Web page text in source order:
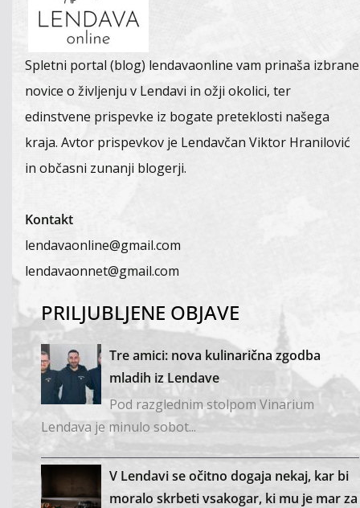
Spletni portal (blog) lendavaonline vam prinaša izbrane
novice o življenju v Lendavi in ožji okolici, ter
edinstvene prispevke iz bogate preteklosti našega
kraja. Avtor prispevkov je Lendavčan Viktor Hranilović
in občasni zunanji blogerji.
Kontakt
lendavaonline@gmail.com
lendavaonnet@gmail.com
PRILJUBLJENE OBJAVE
Tre amici: nova kulinarična zgodba
mladih iz Lendave
Pod razglednim stolpom Vinarium
Lendava je minulo sobot...
V Lendavi se očitno dogaja nekaj, kar bi
moralo skrbeti vsakogar, ki mu je mar za